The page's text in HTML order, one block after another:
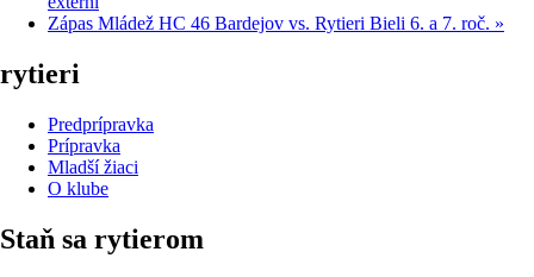
Zápas Mládež HC 46 Bardejov vs. Rytieri Bieli 6. a 7. roč. »
rytieri
Predprípravka
Prípravka
Mladší žiaci
O klube
Staň sa rytierom